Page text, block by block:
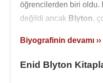
öğrencilerden biri oldu.
değildi ancak Blyton,
Liseyi bitirdikten
bıraktı. Boş
Biyografinin devamı ››
Enid Blyton